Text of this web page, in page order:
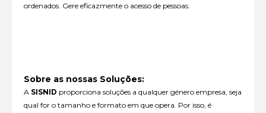
ordenados. Gere eficazmente o acesso de pessoas.
Sobre as nossas Soluções:
A SISNID proporciona soluções a qualquer género empresa, seja
qual for o tamanho e formato em que opera. Por isso, é